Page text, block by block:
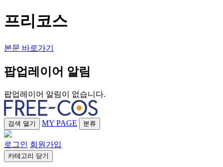
프리코스
본문 바로가기
팝업레이어 알림
팝업레이어 알림이 없습니다.
검색 열기 MY PAGE 분류
로그인 회원가입
카테고리 닫기